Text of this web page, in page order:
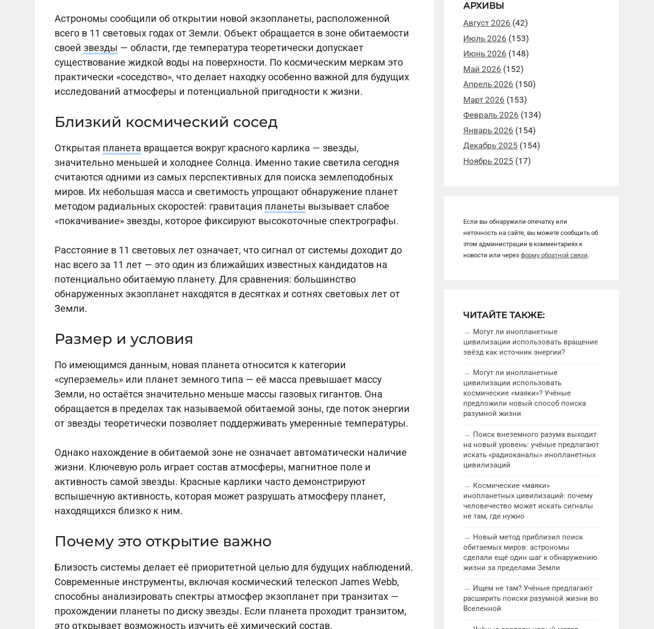
Астрономы сообщили об открытии новой экзопланеты, расположенной
всего в 11 световых годах от Земли. Объект обращается в зоне обитаемости
своей звезды — области, где температура теоретически допускает
существование жидкой воды на поверхности. По космическим меркам это
практически «соседство», что делает находку особенно важной для будущих
исследований атмосферы и потенциальной пригодности к жизни.
Близкий космический сосед
Открытая планета вращается вокруг красного карлика — звезды,
значительно меньшей и холоднее Солнца. Именно такие светила сегодня
считаются одними из самых перспективных для поиска землеподобных
миров. Их небольшая масса и светимость упрощают обнаружение планет
методом радиальных скоростей: гравитация планеты вызывает слабое
«покачивание» звезды, которое фиксируют высокоточные спектрографы.
Расстояние в 11 световых лет означает, что сигнал от системы доходит до
нас всего за 11 лет — это один из ближайших известных кандидатов на
потенциально обитаемую планету. Для сравнения: большинство
обнаруженных экзопланет находятся в десятках и сотнях световых лет от
Земли.
Размер и условия
По имеющимся данным, новая планета относится к категории
«суперземель» или планет земного типа — её масса превышает массу
Земли, но остаётся значительно меньше массы газовых гигантов. Она
обращается в пределах так называемой обитаемой зоны, где поток энергии
от звезды теоретически позволяет поддерживать умеренные температуры.
Однако нахождение в обитаемой зоне не означает автоматически наличие
жизни. Ключевую роль играет состав атмосферы, магнитное поле и
активность самой звезды. Красные карлики часто демонстрируют
вспышечную активность, которая может разрушать атмосферу планет,
находящихся близко к ним.
Почему это открытие важно
Близость системы делает её приоритетной целью для будущих наблюдений.
Современные инструменты, включая космический телескоп James Webb,
способны анализировать спектры атмосфер экзопланет при транзитах —
прохождении планеты по диску звезды. Если планета проходит транзитом,
это открывает возможность изучить её химический состав.
АРХИВЫ
Август 2026 (42)
Июль 2026 (153)
Июнь 2026 (148)
Май 2026 (152)
Апрель 2026 (150)
Март 2026 (153)
Февраль 2026 (134)
Январь 2026 (154)
Декабрь 2025 (154)
Ноябрь 2025 (17)
Если вы обнаружили опечатку или
неточность на сайте, вы можете сообщить об
этом администрации в комментариях к
новости или через форму обратной связи.
ЧИТАЙТЕ ТАКЖЕ:
Могут ли инопланетные
цивилизации использовать вращение
звёзд как источник энергии?
Могут ли инопланетные
цивилизации использовать
космические «маяки»? Учёные
предложили новый способ поиска
разумной жизни
Поиск внеземного разума выходит
на новый уровень: учёные предлагают
искать «радиоканалы» инопланетных
цивилизаций
Космические «маяки»
инопланетных цивилизаций: почему
человечество может искать сигналы
не там, где нужно
Новый метод приблизил поиск
обитаемых миров: астрономы
сделали ещё один шаг к обнаружению
жизни за пределами Земли
Ищем не там? Учёные предлагают
расширить поиски разумной жизни во
Вселенной